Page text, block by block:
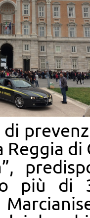
di
Reggia
più di